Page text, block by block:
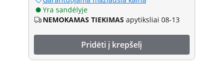
Yra sandėlyje
NEMOKAMAS TIEKIMAS apytiksliai 08-13
Pridėti į krepšelį